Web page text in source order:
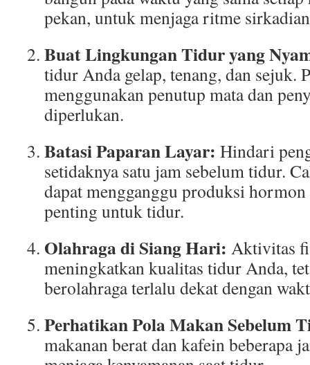
pekan, untuk menjaga ritme
Buat Lingkungan Tidur yang
tidur Anda gelap, tenang, dan sejuk.
menggunakan penutup mata dan
diperlukan.
Batasi Paparan Layar: Hindari
setidaknya satu jam sebelum tidur.
dapat mengganggu produksi
penting untuk tidur.
Olahraga di Siang Hari: Aktivitas
meningkatkan kualitas tidur Anda,
berolahraga terlalu dekat dengan
Perhatikan Pola Makan Sebelum
makanan berat dan kafein beberapa